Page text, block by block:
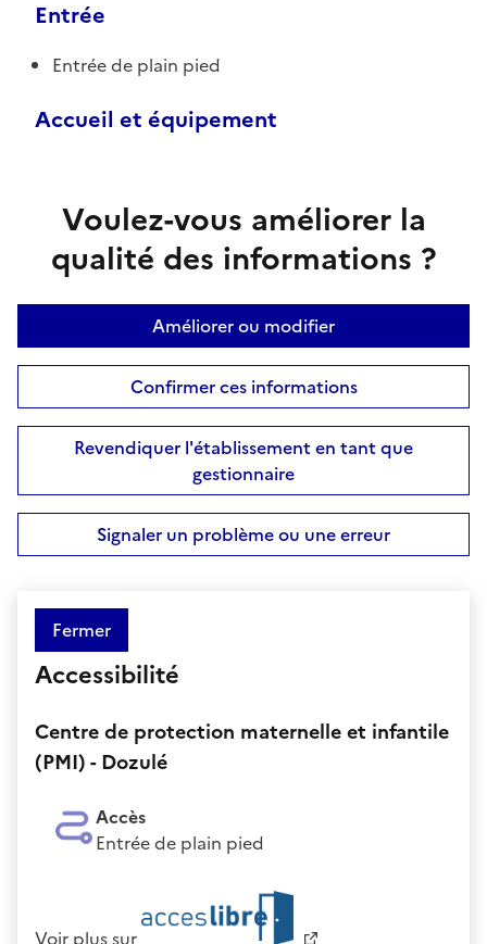
Entrée
Entrée de plain pied
Accueil et équipement
Voulez-vous améliorer la
qualité des informations ?
Améliorer ou modifier
Confirmer ces informations
Revendiquer l'établissement en tant que
gestionnaire
Signaler un problème ou une erreur
Fermer
Accessibilité
Centre de protection maternelle et infantile
(PMI) - Dozulé
Accès
Entrée de plain pied
Voir plus sur